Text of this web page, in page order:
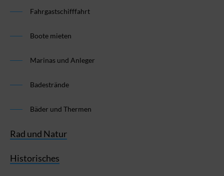
Fahrgastschifffahrt
Boote mieten
Marinas und Anleger
Badestrände
Bäder und Thermen
Rad und Natur
Historisches